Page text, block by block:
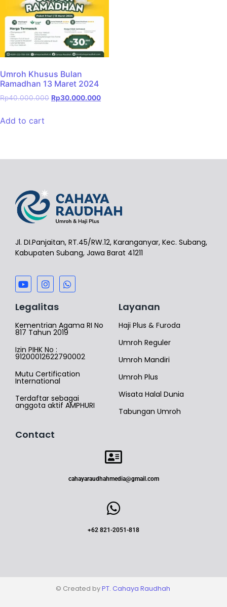
Umroh Khusus Bulan
Ramadhan 13 Maret 2024
Rp40.000.000 Rp30.000.000
Add to cart
Jl. DI.Panjaitan, RT.45/RW.12, Karanganyar, Kec. Subang,
Kabupaten Subang, Jawa Barat 41211
Legalitas
Kementrian Agama RI No
817 Tahun 2019
Izin PIHK No :
91200012622790002
Mutu Certification
International
Terdaftar sebagai
anggota aktif AMPHURI
Layanan
Haji Plus & Furoda
Umroh Reguler
Umroh Mandiri
Umroh Plus
Wisata Halal Dunia
Tabungan Umroh
Contact
cahayaraudhahmedia@gmail.com
+62 821-2051-818
© Created byPT. Cahaya Raudhah